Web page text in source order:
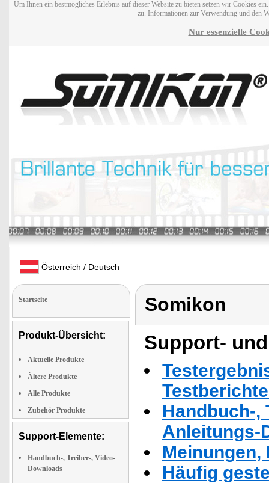
Um Ihnen ein bestmögliches Erlebnis auf dieser Website zu bieten setzen wir Cookies
zu. Informationen zur Verwendung und den
Nur essenzielle
Österreich / Deutsch
Startseite
Produkt-Übersicht:
Aktuelle Produkte
Ältere Produkte
Alle Produkte
Zubehör Produkte
Support-Elemente:
Handbuch-, Treiber-, Video-
Downloads
Somikon
Support-
Handbuch-,
Anleitungs-
Häufig